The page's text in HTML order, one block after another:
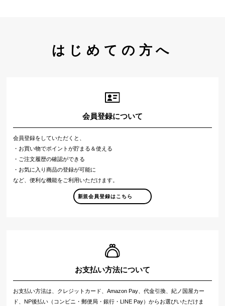
はじめての方へ
会員登録について
会員登録をしていただくと、
・お買い物でポイントが貯まる＆使える
・ご注文履歴の確認ができる
・お気に入り商品の登録が可能に
など、便利な機能をご利用いただけます。
新規会員登録はこちら
お支払い方法について
お支払い方法は、クレジットカード、Amazon Pay、代金引換、紀ノ国屋カー
ド、NP後払い（コンビニ・郵便局・銀行・LINE Pay）からお選びいただけま